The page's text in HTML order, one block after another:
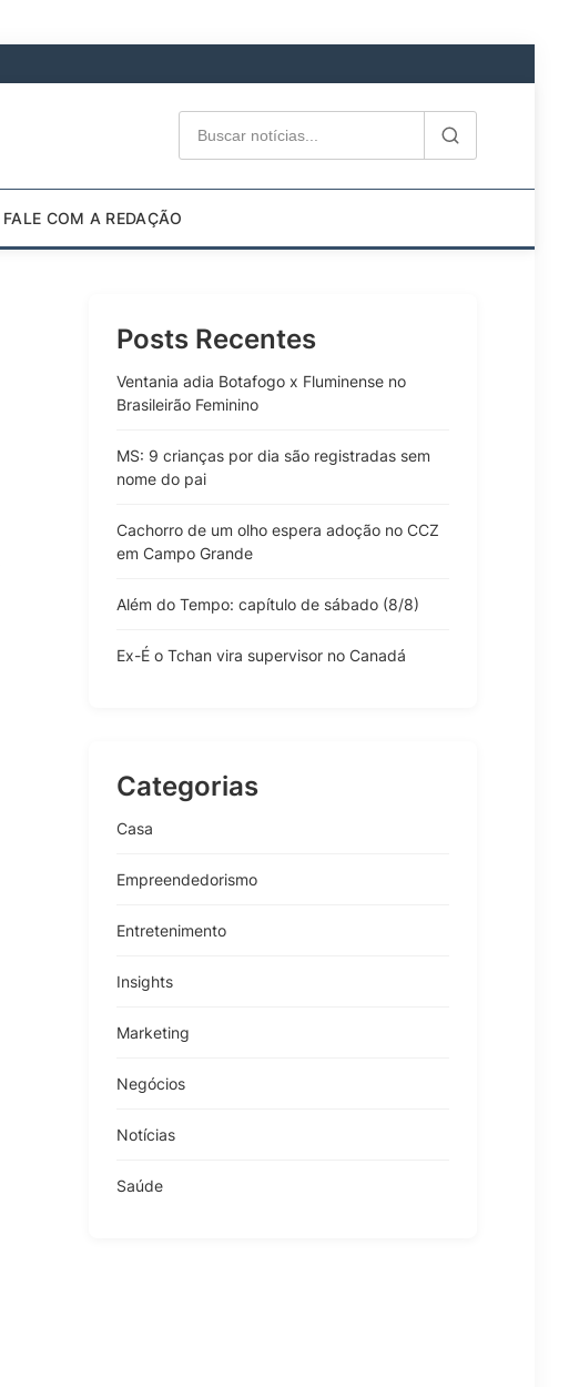
FALE COM A REDAÇÃO
Posts Recentes
Ventania adia Botafogo x Fluminense no
Brasileirão Feminino
MS: 9 crianças por dia são registradas sem
nome do pai
Cachorro de um olho espera adoção no CCZ
em Campo Grande
Além do Tempo: capítulo de sábado (8/8)
Ex-É o Tchan vira supervisor no Canadá
Categorias
Casa
Empreendedorismo
Entretenimento
Insights
Marketing
Negócios
Notícias
Saúde